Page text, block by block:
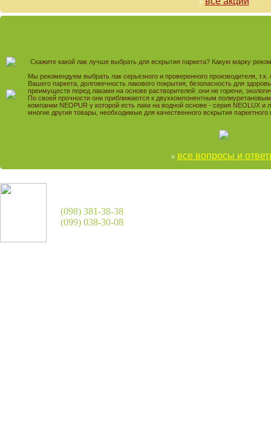
»
Скажите какой лак лучше выбрать для вскрытия паркета? Какую марку
Мы рекомендуем выбрать лак серьезного и проверенного производителя,
Вашего паркета, долговечность лакового покрытия, безопасность для
преимуществ перед лаками на основе растворителей: они не горючи,
По своей прочности они приближаются к двухкомпонентным
компании NEOPUR у которой есть лаки на водной основе - серия NEOLUX и
многие другия товары, необходимые для качественного вскрытия
» все вопросы и
(098) 381-38-38
(099) 038-30-08